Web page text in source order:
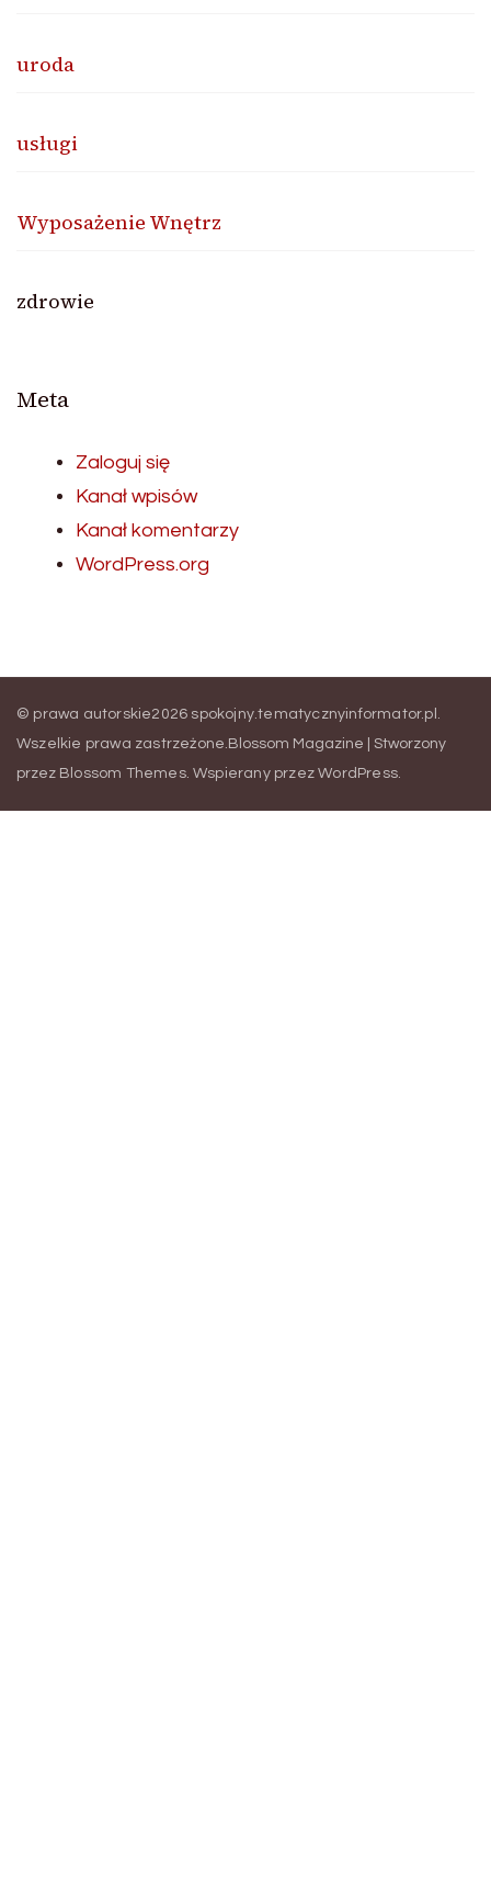
uroda
usługi
Wyposażenie Wnętrz
zdrowie
Meta
Zaloguj się
Kanał wpisów
Kanał komentarzy
WordPress.org
© prawa autorskie2026 spokojny.tematycznyinformator.pl .
Wszelkie prawa zastrzeżone.Blossom Magazine | Stworzony
przez Blossom Themes. Wspierany przezWordPress.